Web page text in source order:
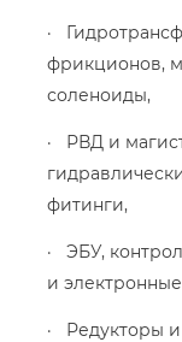
·
фрикционов,
соленоиды,
· РВД и
фитинги,
· ЭБУ,
и
· Редукторы